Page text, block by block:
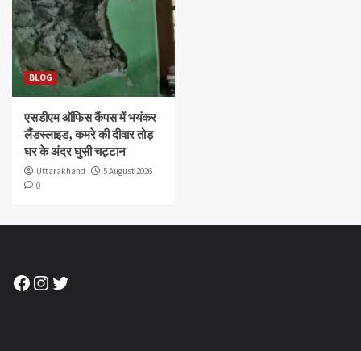
BLOG
एसडीएम ऑफिस कैंपस में भयंकर
लैंडस्लाइड, कमरे की दीवार तोड़
घर के अंदर घुसी चट्टान
Uttarakhand
5 August 2026
0
Facebook
Instagram
Twitter